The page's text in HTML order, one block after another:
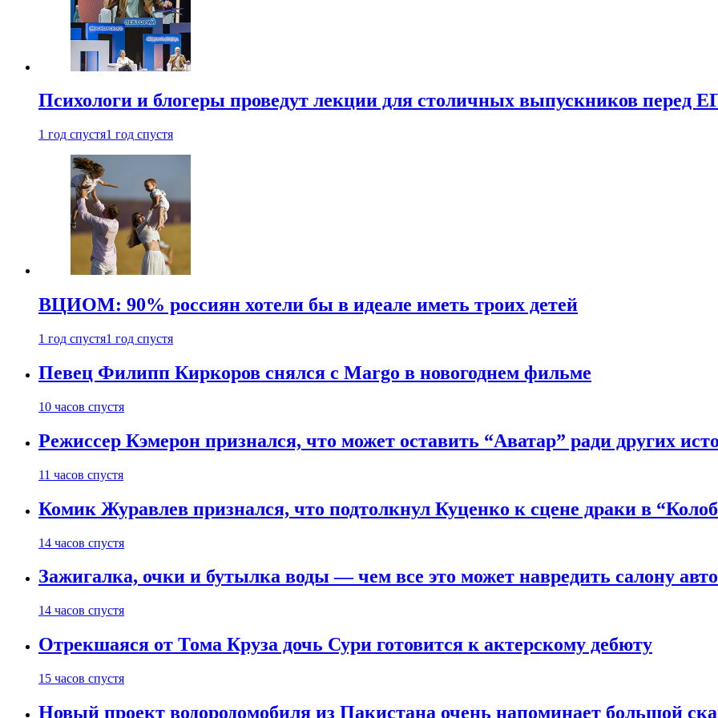
Психологи и блогеры проведут лекции для столичных выпускников перед
1 год спустя1 год спустя
ВЦИОМ: 90% россиян хотели бы в идеале иметь троих детей
1 год спустя1 год спустя
Певец Филипп Киркоров снялся с Margo в новогоднем фильме
10 часов спустя
Режиссер Кэмерон признался, что может оставить “Аватар” ради других
11 часов спустя
Комик Журавлев признался, что подтолкнул Куценко к сцене драки в
14 часов спустя
Зажигалка, очки и бутылка воды — чем все это может навредить салону
14 часов спустя
Отрекшаяся от Тома Круза дочь Сури готовится к актерскому дебюту
15 часов спустя
Новый проект водородомобиля из Пакистана очень напоминает большой